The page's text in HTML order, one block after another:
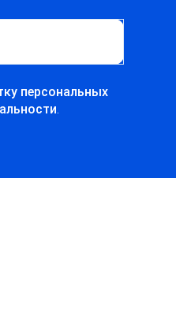
персональных
.